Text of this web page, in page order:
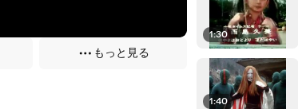
もっと見る
1:30
1:40